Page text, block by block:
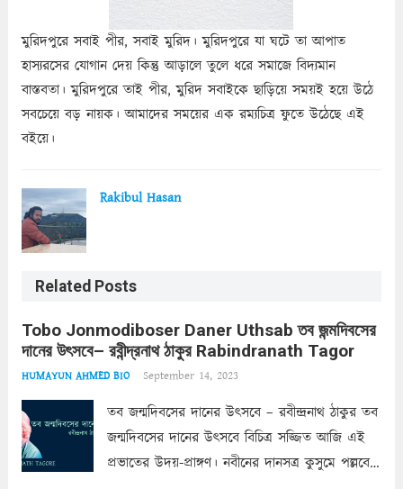
মুরিদপুরে সবাই পীর, সবাই মুরিদ। মুরিদপুরে যা ঘটে তা আপাত
হাস্যরসের যোগান দেয় কিন্তু আড়ালে তুলে ধরে সমাজে বিদ্যমান
বাস্তবতা। মুরিদপুরে তাই পীর, মুরিদ সবাইকে ছাড়িয়ে সময়ই হয়ে উঠে
সবচেয়ে বড় নায়ক। আমাদের সময়ের এক রম্যচিত্র ফুতে উঠেছে এই
বইয়ে।
Rakibul Hasan
Related Posts
Tobo Jonmodiboser Daner Uthsab তব জন্মদিবসের
দানের উৎসবে– রবীন্দ্রনাথ ঠাকুর Rabindranath Tagor
HUMAYUN AHMED BIO September 14, 2023
তব জন্মদিবসের দানের উৎসবে – রবীন্দ্রনাথ ঠাকুর তব
জন্মদিবসের দানের উৎসবে বিচিত্র সজ্জিত আজি এই
প্রভাতের উদয়-প্রাঙ্গণ। নবীনের দানসত্র কুসুমে পল্লবে